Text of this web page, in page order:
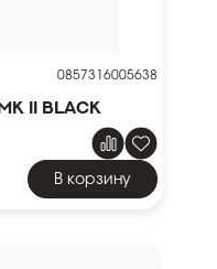
0857316005638
II Black
В корзину